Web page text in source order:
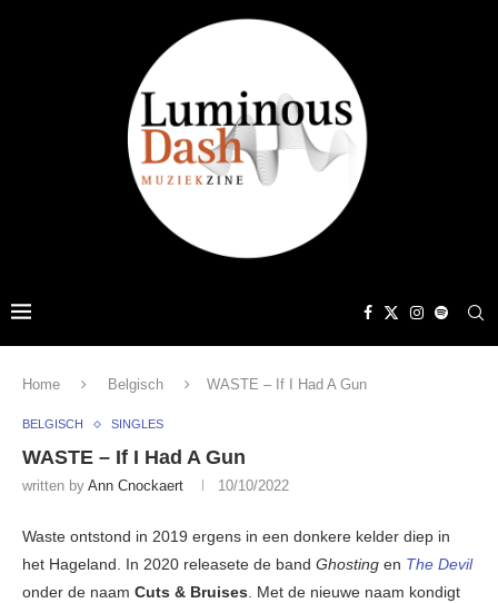
Home Belgisch WASTE – If I Had A Gun
BELGISCH SINGLES
WASTE – If I Had A Gun
written by Ann Cnockaert 10/10/2022
Waste ontstond in 2019 ergens in een donkere kelder diep in
het Hageland. In 2020 releasete de band Ghosting en The Devil
onder de naam Cuts & Bruises. Met de nieuwe naam kondigt